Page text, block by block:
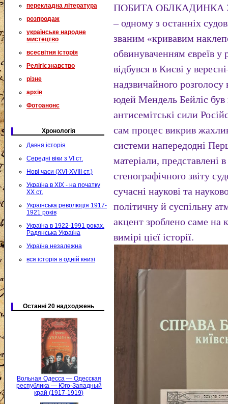
перекладна література
розпродаж
українське народне
мистецтво
всесвітня історія
Релігієзнавство
різне
архів
Фотоанонс
Хронологія
Давня історія
Середні віки з VI ст.
Нові часи (XVI-XVIII ст.)
Україна в XIX - на початку
XX ст.
Українська революція 1917-
1921 років
Україна в 1922-1991 роках.
Радянська Україна
Україна незалежна
вся історія в одній книзі
Останні 20 надходжень
Вольная Одесса — Одесская
республика — Юго-Западный
край (1917-1919)
ПОБИТА ОБЛКАДИНКА
– одному з останніх
званим «кривавим
обвинуваченням євреїв у
відбувся в Києві у
надзвичайного
юдей Мендель Бейліс був
антисемітські сили
сам процес викрив
системи напередодні
матеріали, представлені
стенографічного звіту
сучасні наукові та
політичну й суспільну
акцент зроблено саме на
вимірі цієї історії.